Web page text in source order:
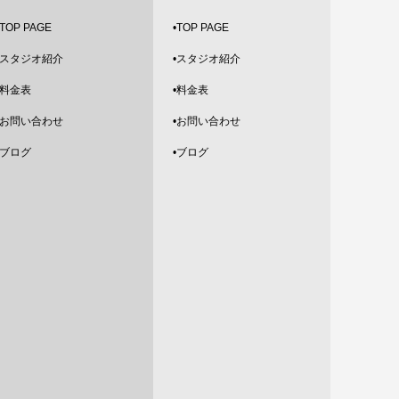
PAGE
タジオ紹介
金表
問い合わせ
ログ
•TOP PAGE
•スタジオ紹介
•料金表
•お問い合わせ
•ブログ